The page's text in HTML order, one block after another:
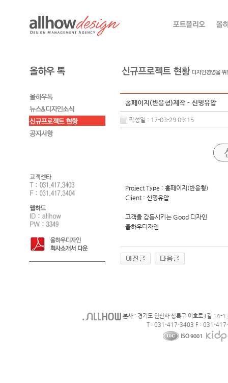
홈페이지(반응형)제작 - 신명유압
작성일 : 17-03-29 09:15
Project Type : 홈페이지(반응형)
Client : 신명유압
고객을 감동시키는 Good 디자인
올하우디자인
본사 : 경기도 안산사 상록구 이호로3길 14-
T : 031-417-3403 F : 031-